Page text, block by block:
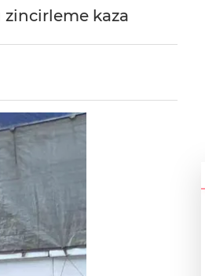
zincirleme kaza